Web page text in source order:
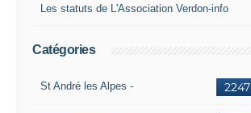
Les statuts de L'Association Verdon-info
Catégories
2247
St André les Alpes -